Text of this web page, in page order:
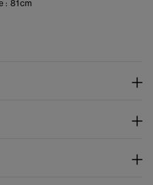
: 81cm